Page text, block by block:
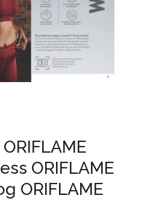
ORIFLAME
ORIFLAME